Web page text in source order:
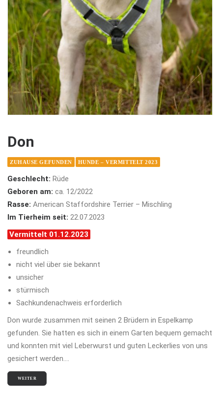
Don
ZUHAUSE GEFUNDEN HUNDE – VERMITTELT 2023
Geschlecht: Rüde
Geboren am: ca. 12/2022
Rasse: American Staffordshire Terrier – Mischling
Im Tierheim seit: 22.07.2023
Vermittelt 01.12.2023
freundlich
nicht viel über sie bekannt
unsicher
stürmisch
Sachkundenachweis erforderlich
Don wurde zusammen mit seinen 2 Brüdern in Espelkamp
gefunden. Sie hatten es sich in einem Garten bequem gemacht
und konnten mit viel Leberwurst und guten Leckerlies von uns
gesichert werden.…
WEITER